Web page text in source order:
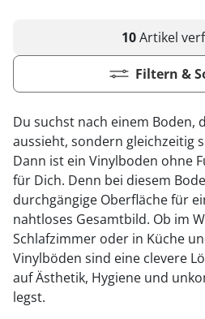
10Artikel
Filtern &
Du suchst nach einem Boden,
aussieht, sondern gleichzeitig
Dann ist ein Vinylboden ohne
für Dich. Denn bei diesem
durchgängige Oberfläche für
nahtloses Gesamtbild. Ob im
Schlafzimmer oder in Küche
Vinylböden sind eine clevere
auf Ästhetik, Hygiene und
legst.